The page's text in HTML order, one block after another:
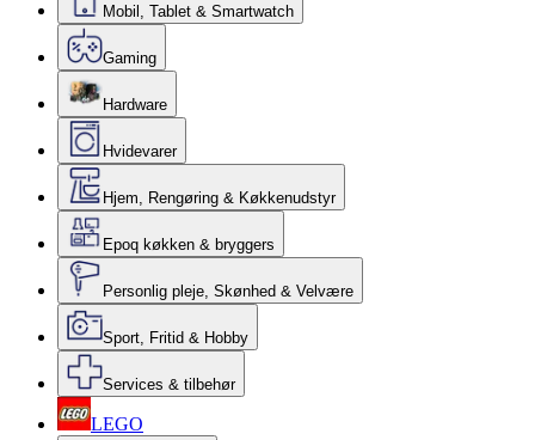
Mobil, Tablet & Smartwatch
Gaming
Hardware
Hvidevarer
Hjem, Rengøring & Køkkenudstyr
Epoq køkken & bryggers
Personlig pleje, Skønhed & Velvære
Sport, Fritid & Hobby
Services & tilbehør
LEGO